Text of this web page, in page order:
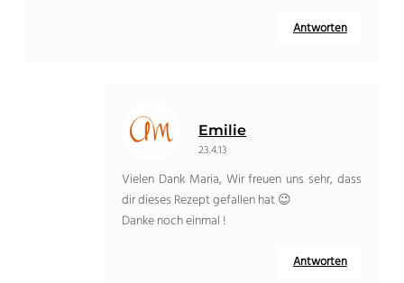
Antworten
Emilie
23.4.13
Vielen Dank Maria, Wir freuen uns sehr, dass
dir dieses Rezept gefallen hat 😉
Danke noch einmal !
Antworten